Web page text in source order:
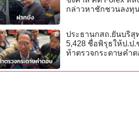
กล่าวหาชักชวนลงทุ
ประธานกสถ.ยันบริสุ
5,428 ชื่อพิรุธให้ป.ป
ท้าตรวจกระดาษคำต